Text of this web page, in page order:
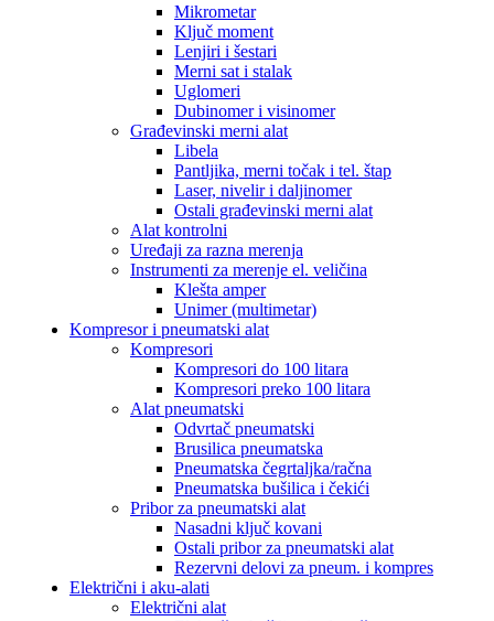
Mikrometar
Ključ moment
Lenjiri i šestari
Merni sat i stalak
Uglomeri
Dubinomer i visinomer
Građevinski merni alat
Libela
Pantljika, merni točak i tel. štap
Laser, nivelir i daljinomer
Ostali građevinski merni alat
Alat kontrolni
Uređaji za razna merenja
Instrumenti za merenje el. veličina
Klešta amper
Unimer (multimetar)
Kompresor i pneumatski alat
Kompresori
Kompresori do 100 litara
Kompresori preko 100 litara
Alat pneumatski
Odvrtač pneumatski
Brusilica pneumatska
Pneumatska čegrtaljka/račna
Pneumatska bušilica i čekići
Pribor za pneumatski alat
Nasadni ključ kovani
Ostali pribor za pneumatski alat
Rezervni delovi za pneum. i kompres
Električni i aku-alati
Električni alat